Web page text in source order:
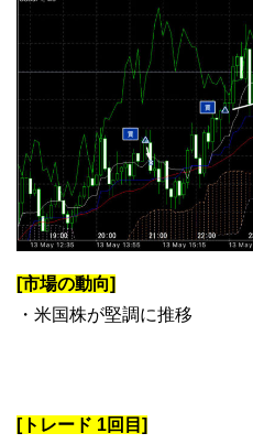
[市場の動向]
・米国株が堅調に推移
[トレード 1回目]